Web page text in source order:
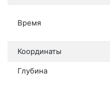
Время
Координаты
Глубина